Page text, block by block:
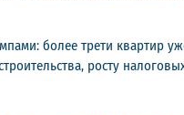
более трети квартир
росту